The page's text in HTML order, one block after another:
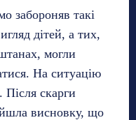
забороняв такі
дітей, а тих,
могли
На ситуацію
Після скарги
висновку, що